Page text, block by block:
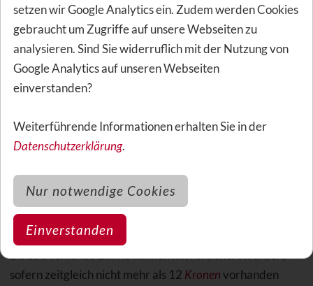
Sonstige Leistungen Württembergische
ZBU/ZGU70/BZGU20
In dieser Tarifkombination gibt es keine
Fehlende Zähne
Bis zu 3 fehlende Zähne können mitversichert werden,
sofern zeitgleich nicht mehr als 12 Kronenvorhanden
setzen wir Google Analytics ein. Zudem werden Cookies
gebraucht um Zugriffe auf unsere Webseiten zu
analysieren. Sind Sie widerruflich mit der Nutzung von
Google Analytics auf unseren Webseiten
einverstanden?
Weiterführende Informationen erhalten Sie in der
Datenschutzerklärung.
Nur notwendige Cookies
Einverstanden